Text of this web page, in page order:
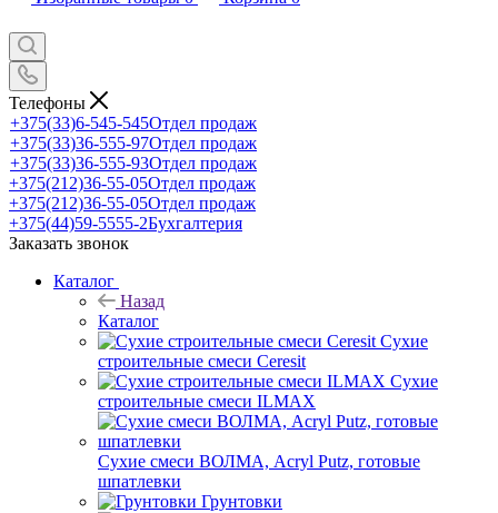
Телефоны
+375(33)6-545-545Отдел продаж
+375(33)36-555-97Отдел продаж
+375(33)36-555-93Отдел продаж
+375(212)36-55-05Отдел продаж
+375(212)36-55-05Отдел продаж
+375(44)59-5555-2Бухгалтерия
Заказать звонок
Каталог
Назад
Каталог
Сухие
строительные смеси Ceresit
Сухие
строительные смеси ILMAX
Сухие смеси ВОЛМА, Acryl Putz, готовые
шпатлевки
Грунтовки